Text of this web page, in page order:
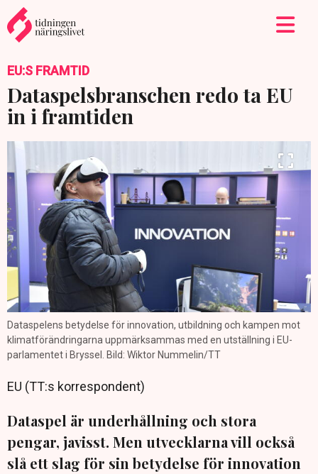
EU:S FRAMTID
Dataspelsbranschen redo ta EU
in i framtiden
Dataspelens betydelse för innovation, utbildning och kampen mot
klimatförändringarna uppmärksammas med en utställning i EU-
parlamentet i Bryssel. Bild: Wiktor Nummelin/TT
EU (TT:s korrespondent)
Dataspel är underhållning och stora
pengar, javisst. Men utvecklarna vill också
slå ett slag för sin betydelse för innovation